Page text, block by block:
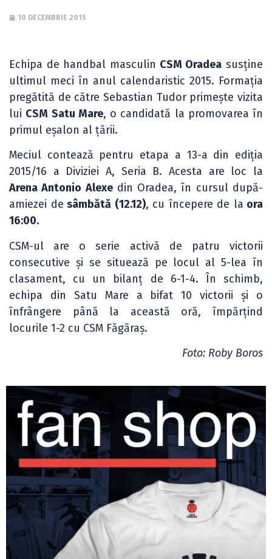
10 DECEMBRIE 2015
Echipa de handbal masculin CSM Oradea susține
ultimul meci în anul calendaristic 2015. Formația
pregătită de către Sebastian Tudor primește vizita
lui CSM Satu Mare, o candidată la promovarea în
primul eșalon al țării.
Meciul contează pentru etapa a 13-a din ediția
2015/16 a Diviziei A, Seria B. Acesta are loc la
Arena Antonio Alexedin Oradea, în cursul după-
amiezei de sâmbătă (12.12), cu începere de la ora
16:00.
CSM-ul are o serie activă de patru victorii
consecutive și se situează pe locul al 5-lea în
clasament, cu un bilanț de 6-1-4. În schimb,
echipa din Satu Mare a bifat 10 victorii și o
înfrângere până la această oră, împărțind
locurile 1-2 cu CSM Făgăraș.
Foto: Roby Boros